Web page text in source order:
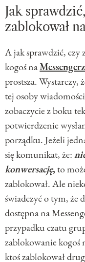
Jak
zablokował
A jak sprawdzić, czy
kogoś na
prostsza. Wystarczy,
tej osoby
zobaczycie z boku
potwierdzenie
porządku. Jeżeli
się komunikat, że:
konwersację,to
zablokował. Ale
świadczyć o tym, że
dostępna na
przypadku czatu
zablokowanie kogoś
ktoś zablokował